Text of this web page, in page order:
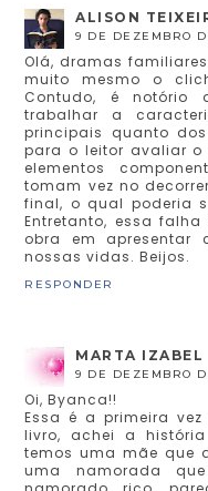
ALISON
9 DE DEZEMBRO
Olá, dramas
muito mesmo o
Contudo, é notório
trabalhar a
principais quanto
para o leitor avaliar o
elementos
tomam vez no
final, o qual poderia
Entretanto, essa
obra em apresentar
nossas vidas. Beijos.
RESPONDER
MARTA IZABEL
9 DE DEZEMBRO
Oi, Byanca!!
Essa é a primeira
livro, achei a
temos uma mãe que
uma namorada